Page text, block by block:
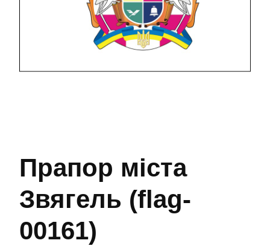
Прапор міста
Звягель (flag-
00161)